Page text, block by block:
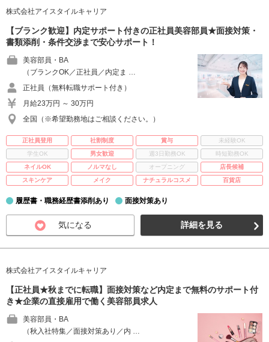
株式会社アイスタイルキャリア
【ブランク歓迎】内定サポート付きの正社員美容部員★面接対策・
書類添削・条件交渉まで安心サポート！
美容部員・BA
（ブランクOK／正社員／内定ま …
正社員（無料転職サポート付き）
月給23万円 ～ 30万円
全国（※希望勤務地はご相談ください。）
正社員登用 社割制度 賞与
未経験OK
学生OK
男女歓迎 週3日勤務OK
時短勤務OK
ネイルOK
ノルマなし オープニング
店長候補
スキンケア
メイク ナチュラルコスメ 百貨店
履歴書・職務経歴書添削あり 面接対策あり
気になる 詳細を見る
株式会社アイスタイルキャリア
【正社員★秋までに転職】面接対策など内定まで無料のサポート付
き★企業の直接雇用で働く美容部員求人
美容部員・BA
（秋入社特集／面接対策あり／内 …